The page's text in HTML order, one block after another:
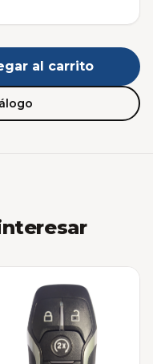
al carrito